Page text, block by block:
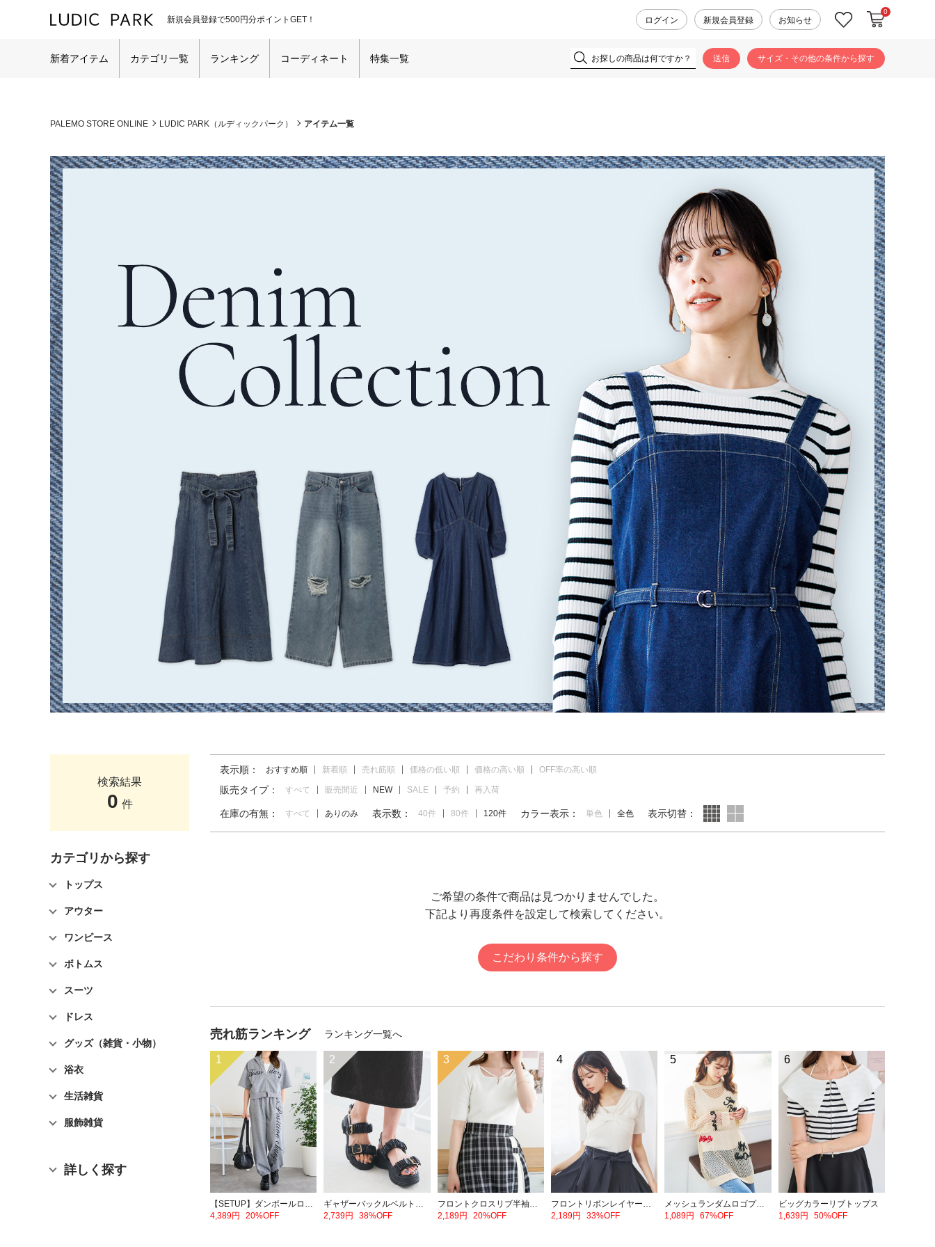
新規会員登録で500円分ポイントGET！ ログイン 新規会員登録 お知らせ お気に入りカートに入
0
新着アイテム カテゴリ一覧 ランキング コーディネート 特集一覧 サイズ・その他の条件から探す
PALEMO STORE ONLINE LUDIC PARK（ルディックパーク） アイテム一覧
検索結果
0 件
カテゴリから探す
トップス
アウター
ワンピース
ボトムス
スーツ
ドレス
グッズ（雑貨・小物）
浴衣
生活雑貨
服飾雑貨
詳しく探す
表示順： おすすめ順 新着順 売れ筋順 価格の低い順 価格の高い順 OFF率の高い順
販売タイプ： すべて 販売間近 NEW SALE 予約 再入荷
在庫の有無： すべて ありのみ 表示数： 40件 80件 120件 カラー表示： 単色 全色 表示切替：
ご希望の条件で商品は見つかりませんでした。
下記より再度条件を設定して検索してください。
こだわり条件から探す
売れ筋ランキング ランキング一覧へ
1
【SETUP】ダンボールロゴダブルZIP半袖パーカー×スウェットパンツ
4,389円
20%OFF
2
ギャザーバックルベルトスポーツサンダル
2,739円
38%OFF
3
フロントクロスリブ半袖トップス
2,189円
20%OFF
4
フロントリボンレイヤード風トップス
2,189円
33%OFF
5
メッシュランダムロゴプルオーバー
1,089円
67%OFF
6
ビッグカラーリブトップス
1,639円
50%OFF